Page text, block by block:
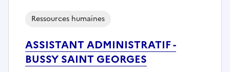
ASSISTANT ADMINISTRATIF -
BUSSY SAINT GEORGES
Ressources humaines